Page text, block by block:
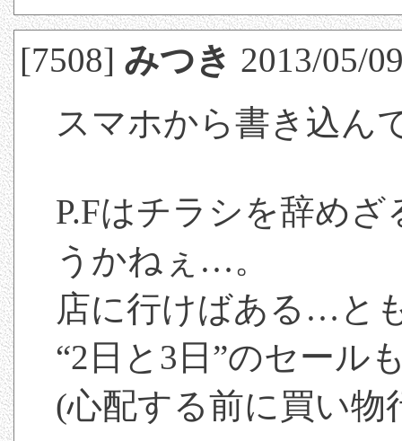
[7508] みつき 2013/05/
スマホから書き込ん
P.Fはチラシを辞め
うかねぇ…。
店に行けばある…と
“2日と3日”のセール
(心配する前に買い物